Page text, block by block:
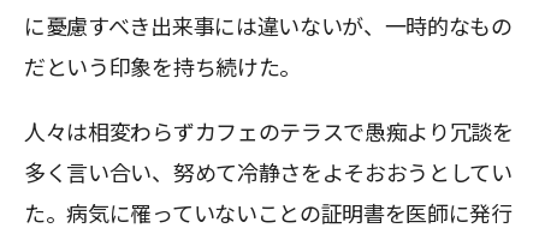
に憂慮すべき出来事には違いないが、一時的なもの
だという印象を持ち続けた。
人々は相変わらずカフェのテラスで愚痴より冗談を
多く言い合い、努めて冷静さをよそおおうとしてい
た。病気に罹っていないことの証明書を医師に発行